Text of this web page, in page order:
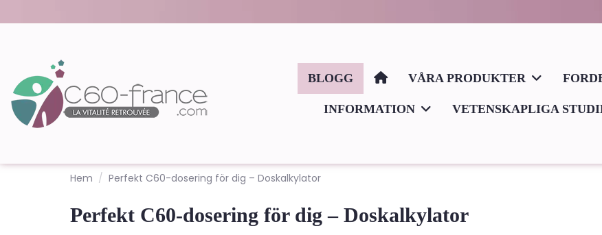
BLOGG VÅRA PRODUKTER
INFORMATION VETENSKAPLIGA
Hem Perfekt C60-dosering för dig – Doskalkylator
Perfekt C60-dosering för dig – Doskalkylator